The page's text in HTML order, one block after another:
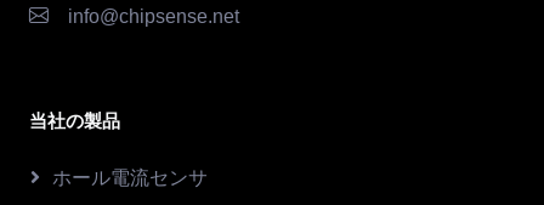
info@chipsense.net
当社の製品
ホール電流センサ